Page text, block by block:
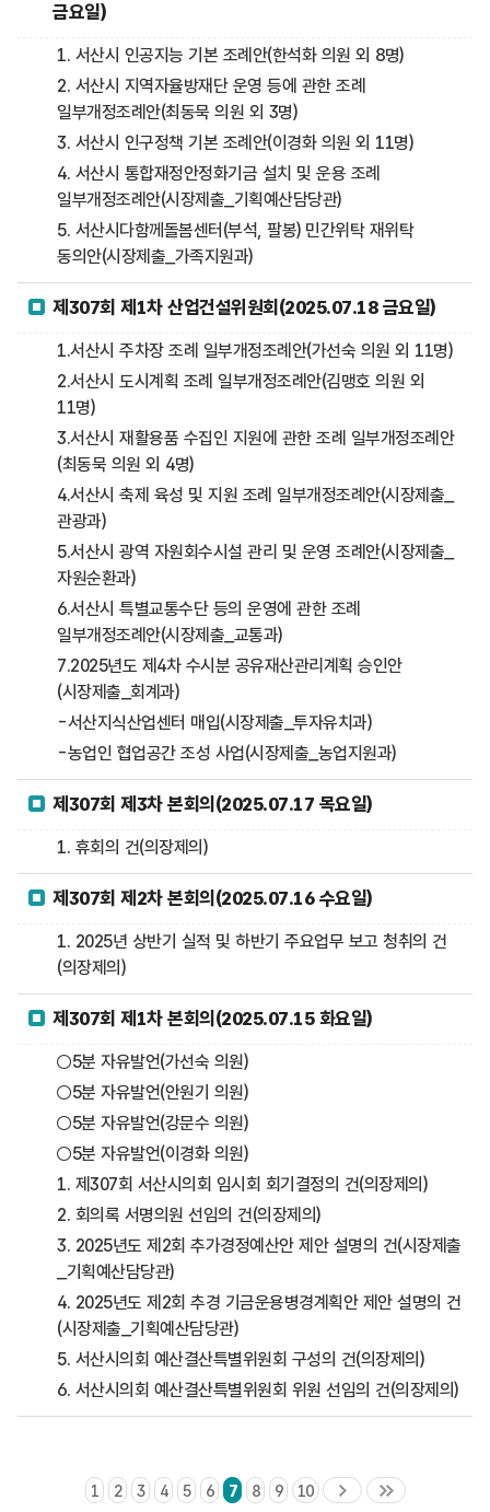
금요일)
1. 서산시 인공지능 기본 조례안(한석화 의원 외 8명)
2. 서산시 지역자율방재단 운영 등에 관한 조례
일부개정조례안(최동묵 의원 외 3명)
3. 서산시 인구정책 기본 조례안(이경화 의원 외 11명)
4. 서산시 통합재정안정화기금 설치 및 운용 조례
일부개정조례안(시장제출_기획예산담당관)
5. 서산시다함께돌봄센터(부석, 팔봉) 민간위탁 재위탁
동의안(시장제출_가족지원과)
제307회 제1차 산업건설위원회(2025.07.18 금요일)
1.서산시 주차장 조례 일부개정조례안(가선숙 의원 외 11명)
2.서산시 도시계획 조례 일부개정조례안(김맹호 의원 외
11명)
3.서산시 재활용품 수집인 지원에 관한 조례 일부개정조례안
(최동묵 의원 외 4명)
4.서산시 축제 육성 및 지원 조례 일부개정조례안(시장제출_
관광과)
5.서산시 광역 자원회수시설 관리 및 운영 조례안(시장제출_
자원순환과)
6.서산시 특별교통수단 등의 운영에 관한 조례
일부개정조례안(시장제출_교통과)
7.2025년도 제4차 수시분 공유재산관리계획 승인안
(시장제출_회계과)
-서산지식산업센터 매입(시장제출_투자유치과)
-농업인 협업공간 조성 사업(시장제출_농업지원과)
제307회 제3차 본회의(2025.07.17 목요일)
1. 휴회의 건(의장제의)
제307회 제2차 본회의(2025.07.16 수요일)
1. 2025년 상반기 실적 및 하반기 주요업무 보고 청취의 건
(의장제의)
제307회 제1차 본회의(2025.07.15 화요일)
○5분 자유발언(가선숙 의원)
○5분 자유발언(안원기 의원)
○5분 자유발언(강문수 의원)
○5분 자유발언(이경화 의원)
1. 제307회 서산시의회 임시회 회기결정의 건(의장제의)
2. 회의록 서명의원 선임의 건(의장제의)
3. 2025년도 제2회 추가경정예산안 제안 설명의 건(시장제출
_기획예산담당관)
4. 2025년도 제2회 추경 기금운용병경계획안 제안 설명의 건
(시장제출_기획예산담당관)
5. 서산시의회 예산결산특별위원회 구성의 건(의장제의)
6. 서산시의회 예산결산특별위원회 위원 선임의 건(의장제의)
1 2 3 4 5 6 7 8 9 10